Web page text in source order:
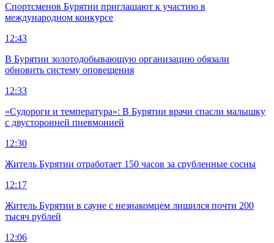
Спортсменов Бурятии приглашают к участию в
международном конкурсе
12:43
В Бурятии золотодобывающую организацию обязали
обновить систему оповещения
12:33
«Судороги и температура»: В Бурятии врачи спасли малышку
с двусторонней пневмонией
12:30
Житель Бурятии отработает 150 часов за срубленные сосны
12:17
Житель Бурятии в сауне с незнакомцем лишился почти 200
тысяч рублей
12:06